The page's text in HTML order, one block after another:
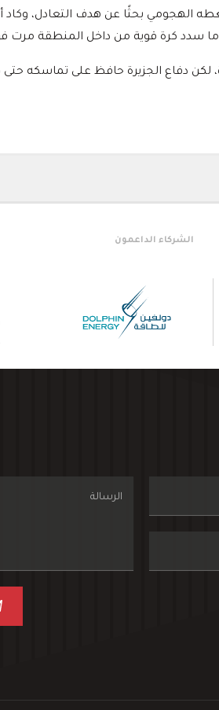
سدد كرة قوية من داخل المنطقة مرت
لكن دفاع الجزيرة حافظ على تماسكه